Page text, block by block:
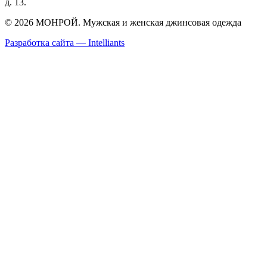
д. 13.
© 2026 МОНРОЙ. Мужская и женская джинсовая одежда
Разработка сайта — Intelliants